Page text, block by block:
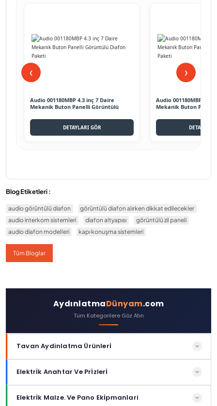
❮ ❯
Audio 001180MBP 4.3 inç 7 Daire
Mekanik Buton Panelli Görüntülü
DETAYLARI GÖR
Audio 001180MBP 4.3
Mekanik Buton
DETAYLARI
Blog Etiketleri :
audio görüntülü diafon
görüntülü diafon alırken dikkat edilecekler
audio interkom sistemleri
diafon altyapısı
görüntülü zil paneli
audio diafon modelleri
kapı konuşma sistemleri
Tüm Bloglar
AydınlatmaDünyam.com
Tüm Kategorilere Göz Atın
Tavan Aydinlatma Ürünleri̇
Siva Altı Panel Led Aydınlatma
Sıva Altı Ayarlanabilir Panel Led Aydınlatma
Elektri̇k Anahtar Ve Pri̇zleri̇
Tekli Prizler
Elektri̇k Malze. Ve Pano Eki̇pmanlari